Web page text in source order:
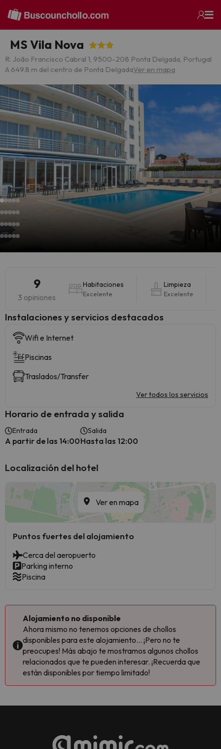
MS Vila Nova
R. João Francisco Cabral 1, 9500-208 Ponta Delgada, Portugal
A 649.8 m del centro de Ponta DelgadaVer en mapa
9
3 opiniones
Habitaciones
Excelente
Limpieza
Excelente
Instalaciones y servicios destacados
Wifi e Internet
Piscinas
Traslados/Transfer
Ver todos los servicios
Horario de entrada y salida
Entrada
A partir de las 14:00
Salida
Hasta las 12:00
Localización del hotel
Ver en mapa
Puntos fuertes del alojamiento
Cerca del aeropuerto
Parking interno
Piscina
Alojamiento no disponible
Ahora mismo no tenemos opciones de chollos
disponibles para este alojamiento... ¡Pero no te
preocupes! Más abajo te mostramos algunos chollos
relacionados que te pueden interesar. ¡Recuerda que
están disponibles por tiempo limitado!